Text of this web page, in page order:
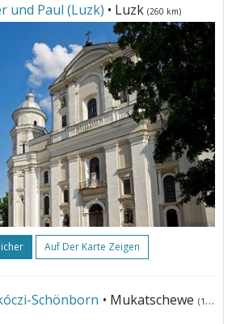
und Paul (Luzk) • Luzk (260 km)
Auf Der Karte Zeigen
Schönborn • Mukatschewe(136